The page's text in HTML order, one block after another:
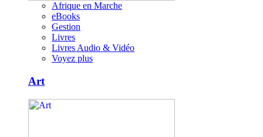
Afrique en Marche
eBooks
Gestion
Livres
Livres Audio & Vidéo
Voyez plus
Art